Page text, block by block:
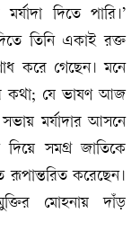
দিতে পারি।’
তিনি একাই রক্ত
করে গেছেন। মনে
কথা; যে ভাষণ আজ
সভায় মর্যাদার আসনে
সমগ্র জাতিকে
রূপান্তরিত করেছেন।
মোহনায় দাঁড়